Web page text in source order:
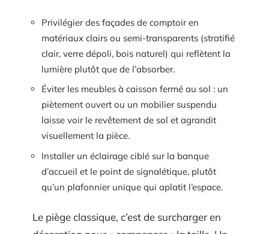
Privilégier des façades de comptoir en
matériaux clairs ou semi-transparents (stratifié
clair, verre dépoli, bois naturel) qui reflètent la
lumière plutôt que de l’absorber.
Éviter les meubles à caisson fermé au sol : un
piètement ouvert ou un mobilier suspendu
laisse voir le revêtement de sol et agrandit
visuellement la pièce.
Installer un éclairage ciblé sur la banque
d’accueil et le point de signalétique, plutôt
qu’un plafonnier unique qui aplatit l’espace.
Le piège classique, c’est de surcharger en